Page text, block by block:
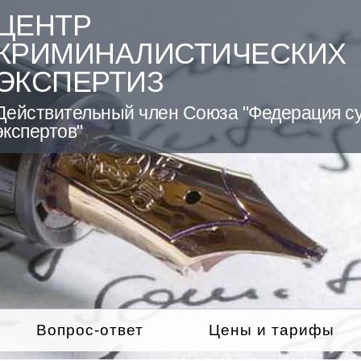
член Союза "Федерация
Вопрос-ответ Цены и тарифы